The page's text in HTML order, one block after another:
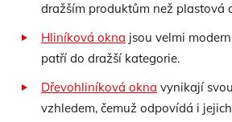
dražším produktům než plastová
Hliníková okna jsou velmi
patří do dražší kategorie.
Dřevohliníková okna vynikají
vzhledem, čemuž odpovídá i